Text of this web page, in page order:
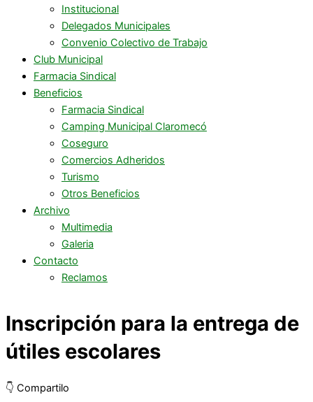
Institucional
Delegados Municipales
Convenio Colectivo de Trabajo
Club Municipal
Farmacia Sindical
Beneficios
Farmacia Sindical
Camping Municipal Claromecó
Coseguro
Comercios Adheridos
Turismo
Otros Beneficios
Archivo
Multimedia
Galeria
Contacto
Reclamos
Inscripción para la entrega de
útiles escolares
👇 Compartilo